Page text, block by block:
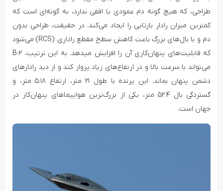
طراحی، که هیچ گونه دم عمودی یا افقی ندارد، به گونه‌ای است که
کمترین میزان رادار بازتابی را ایجاد می‌کند. در حقیقت، طراحی بدون
دم و با بال‌های بزرگ باعث کاهش سطح مقطع راداری (RCS) می‌شود
که قابلیت‌های پنهان‌کاری آن را افزایش میدهد. به این ترتیب، B-۲
می‌تواند با سرعت بالا و در ارتفاع‌های زیاد پرواز کند و از دید رادارهای
دشمن پنهان بماند. این پرنده با طول ۲۱ متر، ارتفاع ۵.۱۸ متر، و
گستردگی بال ۵۲.۴ متر، یکی از بزرگ‌ترین هواپیماهای پنهان‌کار در
جهان است.